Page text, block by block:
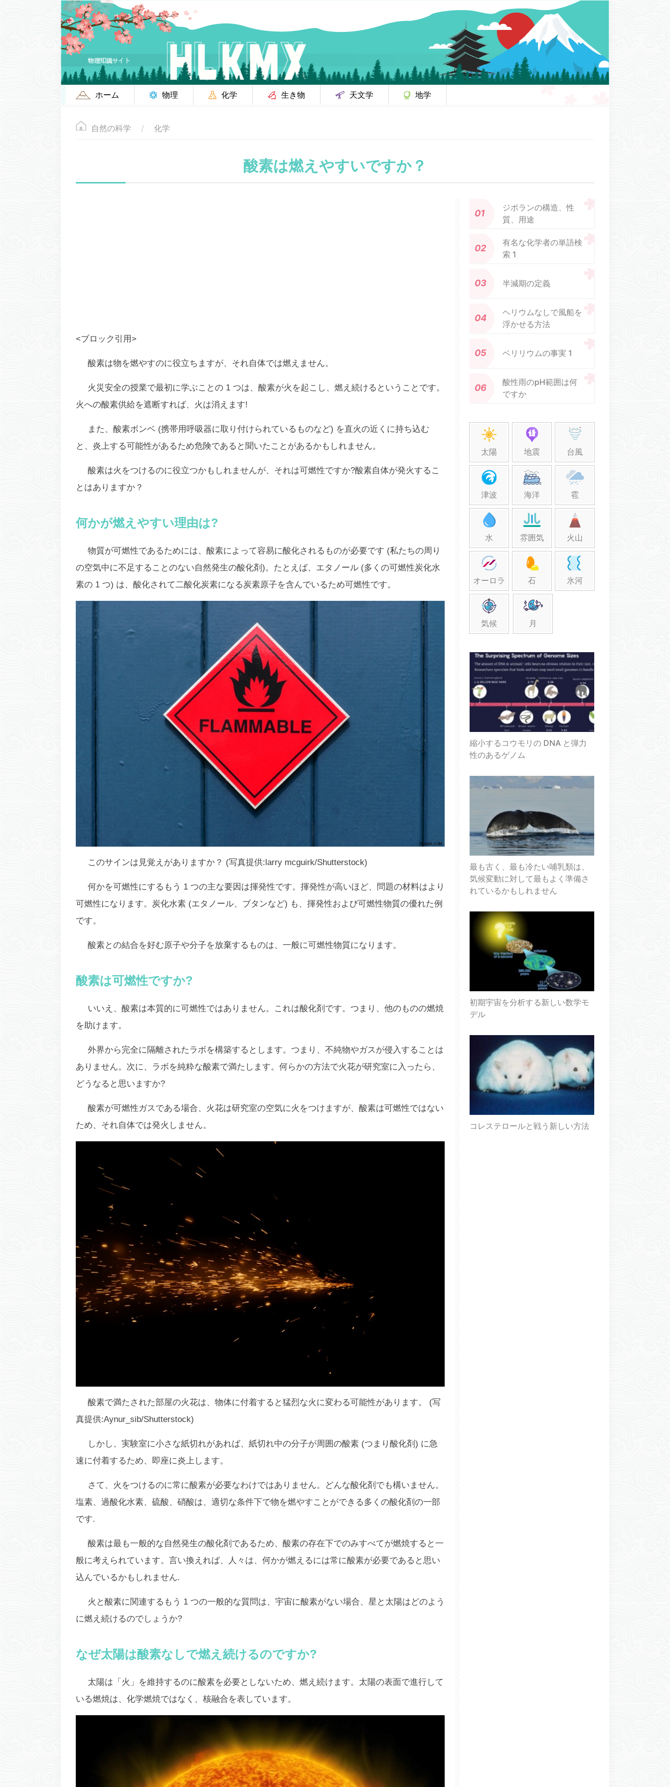
ホーム 物理 化学 生き物 天文学 地学
自然の科学 化学
酸素は燃えやすいですか？
<ブロック引用>
酸素は物を燃やすのに役立ちますが、それ自体では燃えません。
火災安全の授業で最初に学ぶことの 1 つは、酸素が火を起こし、燃え続けるということです。
火への酸素供給を遮断すれば、火は消えます!
また、酸素ボンベ (携帯用呼吸器に取り付けられているものなど) を直火の近くに持ち込む
と、炎上する可能性があるため危険であると聞いたことがあるかもしれません。
酸素は火をつけるのに役立つかもしれませんが、それは可燃性ですか?酸素自体が発火するこ
とはありますか？
何かが燃えやすい理由は?
物質が可燃性であるためには、酸素によって容易に酸化されるものが必要です (私たちの周り
の空気中に不足することのない自然発生の酸化剤)。たとえば、エタノール (多くの可燃性炭化水
素の 1 つ) は、酸化されて二酸化炭素になる炭素原子を含んでいるため可燃性です。
このサインは見覚えがありますか？ (写真提供:larry mcguirk/Shutterstock)
何かを可燃性にするもう 1 つの主な要因は揮発性です。揮発性が高いほど、問題の材料はより
可燃性になります。炭化水素 (エタノール、ブタンなど) も、揮発性および可燃性物質の優れた例
です。
酸素との結合を好む原子や分子を放棄するものは、一般に可燃性物質になります。
酸素は可燃性ですか?
いいえ、酸素は本質的に可燃性ではありません。これは酸化剤です。つまり、他のものの燃焼
を助けます。
外界から完全に隔離されたラボを構築するとします。つまり、不純物やガスが侵入することは
ありません。次に、ラボを純粋な酸素で満たします。何らかの方法で火花が研究室に入ったら、
どうなると思いますか?
酸素が可燃性ガスである場合、火花は研究室の空気に火をつけますが、酸素は可燃性ではない
ため、それ自体では発火しません。
酸素で満たされた部屋の火花は、物体に付着すると猛烈な火に変わる可能性があります。 (写
真提供:Aynur_sib/Shutterstock)
しかし、実験室に小さな紙切れがあれば、紙切れ中の分子が周囲の酸素 (つまり酸化剤) に急
速に付着するため、即座に炎上します。
さて、火をつけるのに常に酸素が必要なわけではありません。どんな酸化剤でも構いません。
塩素、過酸化水素、硫酸、硝酸は、適切な条件下で物を燃やすことができる多くの酸化剤の一部
です.
酸素は最も一般的な自然発生の酸化剤であるため、酸素の存在下でのみすべてが燃焼すると一
般に考えられています。言い換えれば、人々は、何かが燃えるには常に酸素が必要であると思い
込んでいるかもしれません.
火と酸素に関連するもう 1 つの一般的な質問は、宇宙に酸素がない場合、星と太陽はどのよう
に燃え続けるのでしょうか?
なぜ太陽は酸素なしで燃え続けるのですか?
太陽は「火」を維持するのに酸素を必要としないため、燃え続けます。太陽の表面で進行して
いる燃焼は、化学燃焼ではなく、 核融合を表しています。
ジボランの構造、性
質、用途
有名な化学者の単語検
索 1
半減期の定義
ヘリウムなしで風船を
浮かせる方法
ベリリウムの事実 1
酸性雨のpH範囲は何
ですか
太陽 地震 台風
津波 海洋 雹
水 雰囲気 火山
オーロラ 石 氷河
気候 月
縮小するコウモリの DNA と弾力
性のあるゲノム
最も古く、最も冷たい哺乳類は、
気候変動に対して最もよく準備さ
れているかもしれません
初期宇宙を分析する新しい数学モ
デル
コレステロールと戦う新しい方法